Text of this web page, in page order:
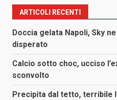
ARTICOLI RECENTI
Doccia gelata Napoli, Sky
disperato
Calcio sotto choc, ucciso
sconvolto
Precipita dal tetto, terribile